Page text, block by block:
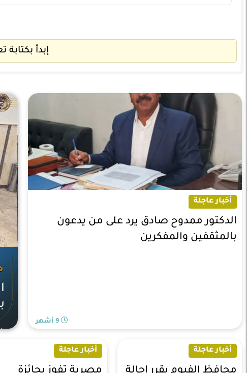
إبدأ بكتابة
أخبار عاجلة
الدكتور ممدوح صادق يرد على من يدعون
بالمثقفين والمفكرين
أخبار عاجلة أخبار عاجلة